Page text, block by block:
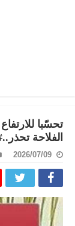
تحسّبا
الفلاحة
2026/07/09